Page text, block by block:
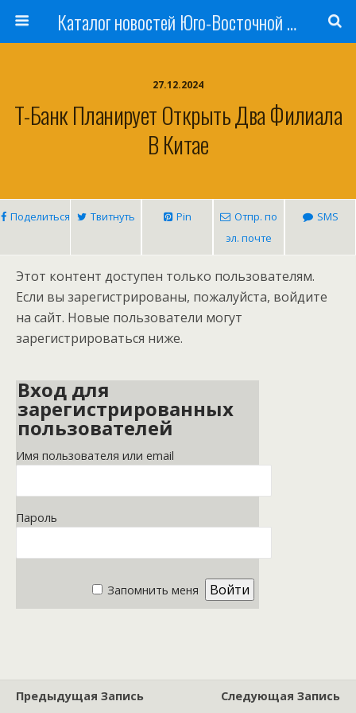
Каталог новостей Юго-Восточной Азии, Австралии и Океании
27.12.2024
Т-Банк Планирует Открыть Два Филиала
В Китае
Поделиться Твитнуть Pin
Отпр. по
эл. почте
SMS
Этот контент доступен только пользователям.
Если вы зарегистрированы, пожалуйста, войдите
на сайт. Новые пользователи могут
зарегистрироваться ниже.
Вход для
зарегистрированных
пользователей
Имя пользователя или email
Пароль
Запомнить меня
Предыдущая Запись
Следующая Запись